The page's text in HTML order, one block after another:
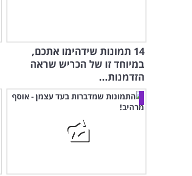
14 תמונות שידהימו אתכם,
במיוחד זו של הכריש שראה
הזדמנות...